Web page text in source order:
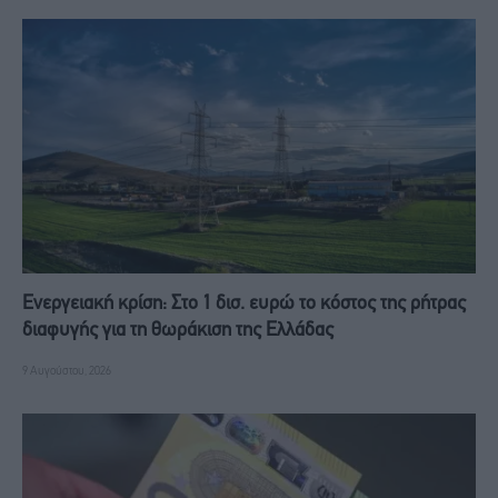
Ενεργειακή κρίση: Στο 1 δισ. ευρώ το κόστος της ρήτρας
διαφυγής για τη θωράκιση της Ελλάδας
9 Αυγούστου, 2026